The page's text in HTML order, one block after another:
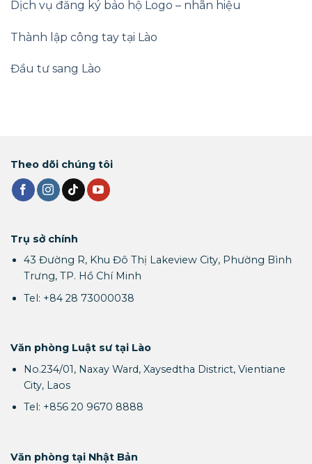
Dịch vụ đăng ký bảo hộ Logo – nhãn hiệu
Thành lập công tay tại Lào
Đầu tư sang Lào
Theo dõi chúng tôi
Trụ sở chính
43 Đường R, Khu Đô Thị Lakeview City, Phường Bình
Trưng, TP. Hồ Chí Minh
Tel: +84 28 73000038
Văn phòng Luật sư tại Lào
No.234/01, Naxay Ward, Xaysedtha District, Vientiane
City, Laos
Tel: +856 20 9670 8888
Văn phòng tại Nhật Bản